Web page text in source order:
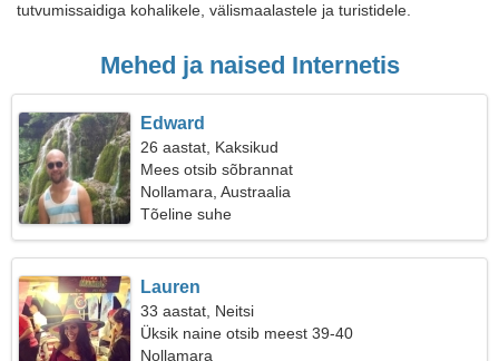
tutvumissaidiga kohalikele, välismaalastele ja turistidele.
Mehed ja naised Internetis
Edward
26 aastat, Kaksikud
Mees otsib sõbrannat
Nollamara, Austraalia
Tõeline suhe
Lauren
33 aastat, Neitsi
Üksik naine otsib meest 39-40
Nollamara